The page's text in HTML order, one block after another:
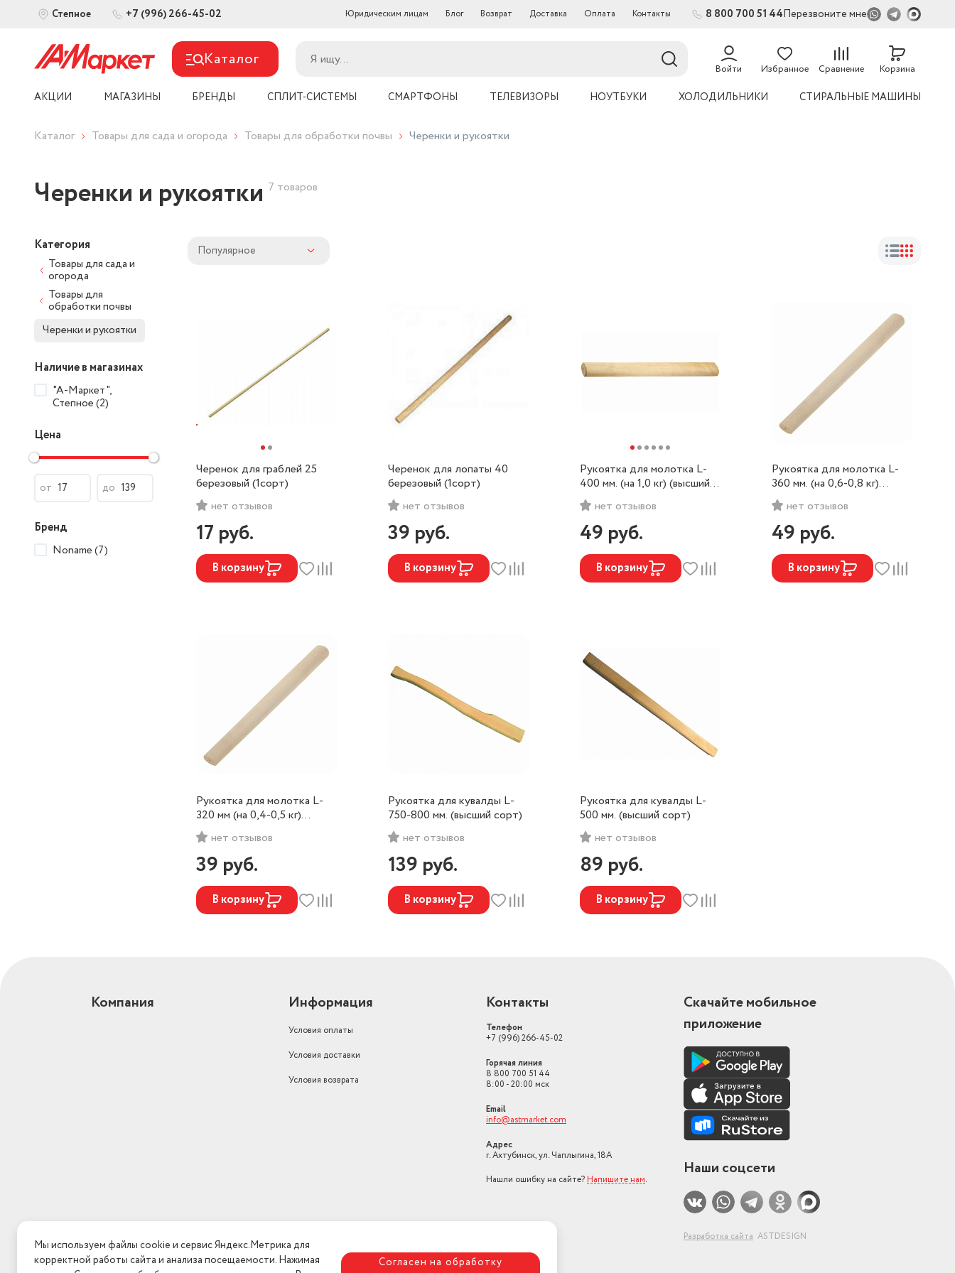
Степное +7 (996) 266-45-02 Юридическим лицам Блог Возврат Доставка Оплата Контакты 8 800 700 51 44Перезвоните мне
Каталог Войти Избранное Сравнение
54
Корзина
АКЦИИ МАГАЗИНЫ БРЕНДЫ СПЛИТ-СИСТЕМЫ СМАРТФОНЫ ТЕЛЕВИЗОРЫ НОУТБУКИ ХОЛОДИЛЬНИКИ СТИРАЛЬНЫЕ МАШИНЫ
Каталог Товары для сада и огорода Товары для обработки почвы Черенки и рукоятки
Черенки и рукоятки 7 товаров
Категория
Товары для сада и
огорода
Товары для
обработки почвы
Черенки и рукоятки
Наличие в магазинах
"А-Маркет",
Степное (2)
Цена
от до
Бренд
Noname (7)
Популярное
Черенок для граблей 25
березовый (1сорт)
нет отзывов
17 руб.
В корзину
Черенок для лопаты 40
березовый (1сорт)
нет отзывов
39 руб.
В корзину
Рукоятка для молотка L-
400 мм. (на 1,0 кг) (высший
сорт)нет отзывов
49 руб.
В корзину
Рукоятка для молотка L-
360 мм. (на 0,6-0,8 кг)
(высший сорт)
нет отзывов
49 руб.
В корзину
Рукоятка для молотка L-
320 мм (на 0,4-0,5 кг)
(высший сорт)
нет отзывов
39 руб.
В корзину
Рукоятка для кувалды L-
750-800 мм. (высший сорт)
нет отзывов
139 руб.
В корзину
Рукоятка для кувалды L-
500 мм. (высший сорт)
нет отзывов
89 руб.
В корзину
Компания Информация
Условия оплаты
Условия доставки
Условия возврата
Контакты
Телефон
+7 (996) 266-45-02
Горячая линия
8 800 700 51 44
8:00 - 20:00 мск
Email
info@astmarket.com
Адрес
г. Ахтубинск, ул. Чаплыгина, 18А
Нашли ошибку на сайте? Напишите нам.
Скачайте мобильное
приложение
Наши соцсети
Разработка сайта ASTDESIGN
Мы используем файлы cookie и сервис Яндекс.Метрика для
корректной работы сайта и анализа посещаемости. Нажимая
Согласен на обработку